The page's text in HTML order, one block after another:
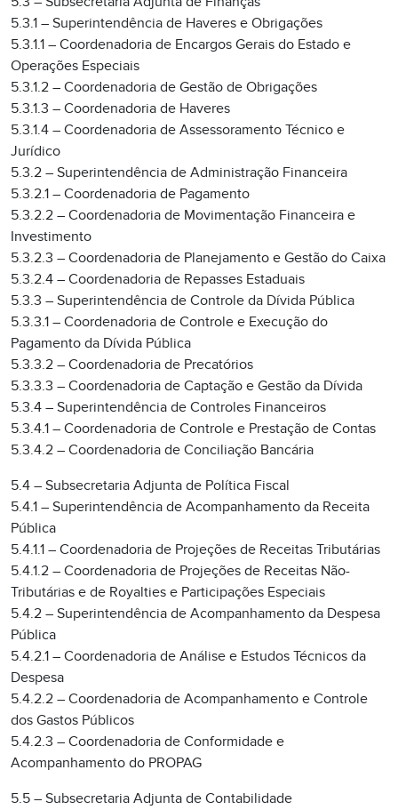
5.3.1 – Superintendência de Haveres e Obrigações
5.3.1.1 – Coordenadoria de Encargos Gerais do Estado e
Operações Especiais
5.3.1.2 – Coordenadoria de Gestão de Obrigações
5.3.1.3 – Coordenadoria de Haveres
5.3.1.4 – Coordenadoria de Assessoramento Técnico e
Jurídico
5.3.2 – Superintendência de Administração Financeira
5.3.2.1 – Coordenadoria de Pagamento
5.3.2.2 – Coordenadoria de Movimentação Financeira e
Investimento
5.3.2.3 – Coordenadoria de Planejamento e Gestão do Caixa
5.3.2.4 – Coordenadoria de Repasses Estaduais
5.3.3 – Superintendência de Controle da Dívida Pública
5.3.3.1 – Coordenadoria de Controle e Execução do
Pagamento da Dívida Pública
5.3.3.2 – Coordenadoria de Precatórios
5.3.3.3 – Coordenadoria de Captação e Gestão da Dívida
5.3.4 – Superintendência de Controles Financeiros
5.3.4.1 – Coordenadoria de Controle e Prestação de Contas
5.3.4.2 – Coordenadoria de Conciliação Bancária
5.4 – Subsecretaria Adjunta de Política Fiscal
5.4.1 – Superintendência de Acompanhamento da Receita
Pública
5.4.1.1 – Coordenadoria de Projeções de Receitas Tributárias
5.4.1.2 – Coordenadoria de Projeções de Receitas Não-
Tributárias e de Royalties e Participações Especiais
5.4.2 – Superintendência de Acompanhamento da Despesa
Pública
5.4.2.1 – Coordenadoria de Análise e Estudos Técnicos da
Despesa
5.4.2.2 – Coordenadoria de Acompanhamento e Controle
dos Gastos Públicos
5.4.2.3 – Coordenadoria de Conformidade e
Acompanhamento do PROPAG
5.5 – Subsecretaria Adjunta de Contabilidade